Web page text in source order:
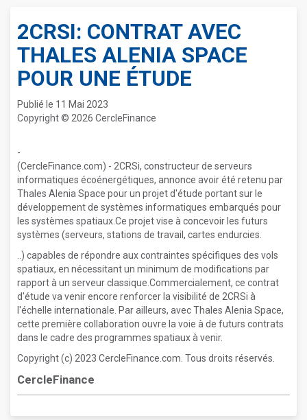
2CRSI: CONTRAT AVEC
THALES ALENIA SPACE
POUR UNE ÉTUDE
Publié le 11 Mai 2023
Copyright © 2026 CercleFinance
-
(CercleFinance.com) - 2CRSi, constructeur de serveurs
informatiques écoénergétiques, annonce avoir été retenu par
Thales Alenia Space pour un projet d'étude portant sur le
développement de systèmes informatiques embarqués pour
les systèmes spatiaux.Ce projet vise à concevoir les futurs
systèmes (serveurs, stations de travail, cartes endurcies.
..) capables de répondre aux contraintes spécifiques des vols
spatiaux, en nécessitant un minimum de modifications par
rapport à un serveur classique.Commercialement, ce contrat
d'étude va venir encore renforcer la visibilité de 2CRSi à
l'échelle internationale. Par ailleurs, avec Thales Alenia Space,
cette première collaboration ouvre la voie à de futurs contrats
dans le cadre des programmes spatiaux à venir.
Copyright (c) 2023 CercleFinance.com. Tous droits réservés.
CercleFinance